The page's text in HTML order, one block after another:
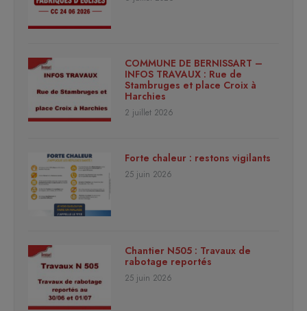
COMMUNE DE BERNISSART –
INFOS TRAVAUX : Rue de
Stambruges et place Croix à
Harchies
2 juillet 2026
Forte chaleur : restons vigilants
25 juin 2026
Chantier N505 : Travaux de
rabotage reportés
25 juin 2026